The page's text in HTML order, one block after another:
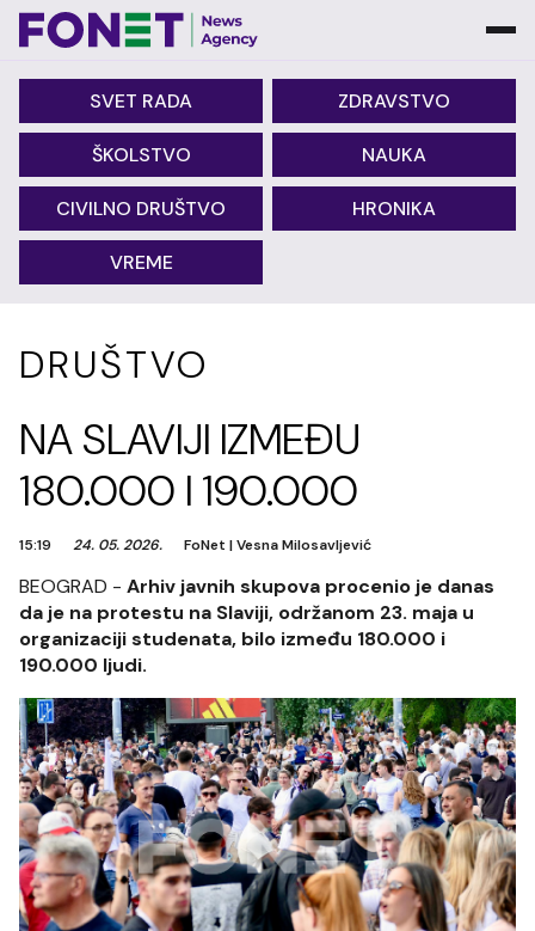
SVET RADA ZDRAVSTVO
ŠKOLSTVO NAUKA
CIVILNO DRUŠTVO HRONIKA
VREME
DRUŠTVO
NA SLAVIJI IZMEĐU
180.000 I 190.000
15:19 24. 05. 2026. FoNet |Vesna Milosavljević
BEOGRAD - Arhiv javnih skupova procenio je danas
da je na protestu na Slaviji, održanom 23. maja u
organizaciji studenata, bilo između 180.000 i
190.000 ljudi.